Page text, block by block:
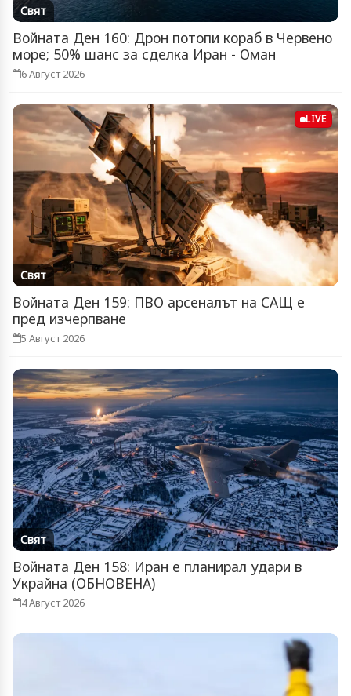
Свят
Войната Ден 160: Дрон потопи кораб в Червено
море; 50% шанс за сделка Иран - Оман
6 Август 2026
LIVE
Свят
Войната Ден 159: ПВО арсеналът на САЩ е
пред изчерпване
5 Август 2026
Свят
Войната Ден 158: Иран е планирал удари в
Украйна (ОБНОВЕНА)
4 Август 2026